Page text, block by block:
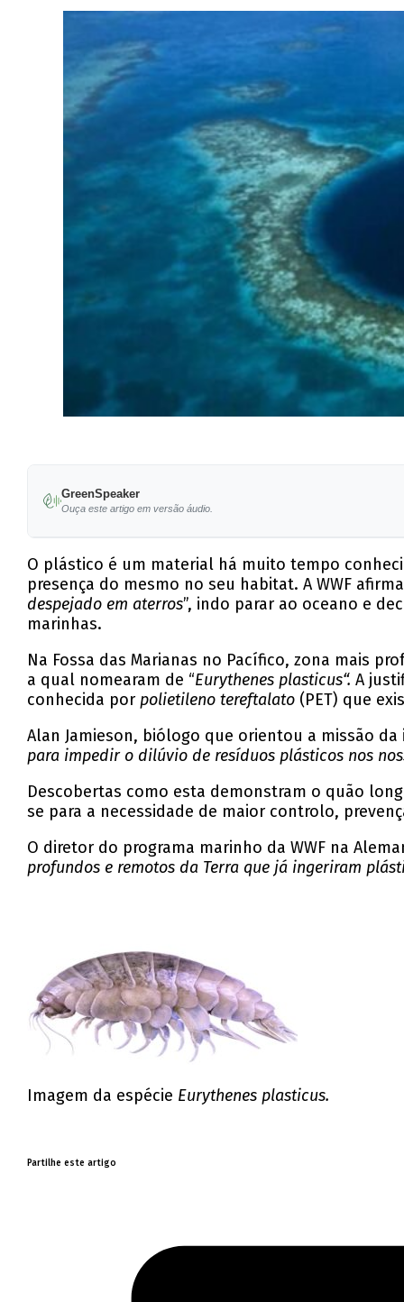
GreenSpeaker
Ouça este artigo em versão áudio.
O plástico é um material há muito tempo
presença do mesmo no seu habitat. A WWF
despejado em aterros”, indo parar ao oceano e
marinhas.
Na Fossa das Marianas no Pacífico, zona mais
a qual nomearam de “Eurythenes plasticus“. A
conhecida por polietileno tereftalato (PET) que
Alan Jamieson, biólogo que orientou a missão da
para impedir o dilúvio de resíduos plásticos nos
Descobertas como esta demonstram o quão
se para a necessidade de maior controlo,
O diretor do programa marinho da WWF na
profundos e remotos da Terra que já ingeriram
Imagem da espécie Eurythenes plasticus.
Partilhe este artigo